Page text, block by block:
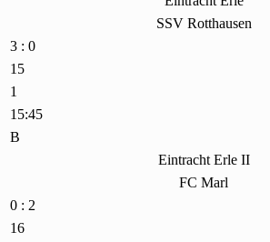
SSV Rotthausen
3 : 0
15
1
15:45
B
Eintracht Erle II
FC Marl
0 : 2
16